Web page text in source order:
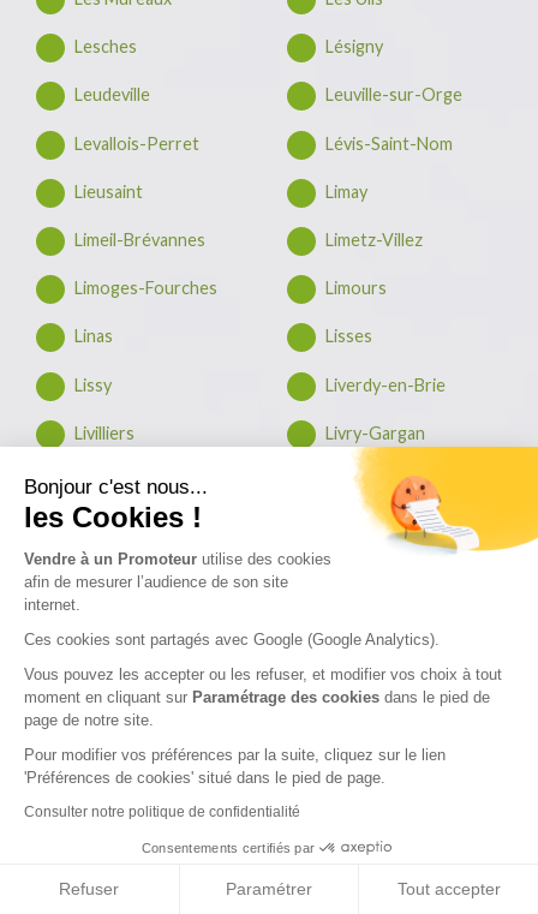
Bonjour c'est nous...
les Cookies !
Vendre à un Promoteur utilise des cookies
afin de mesurer l’audience de son site
internet.
Ces cookies sont partagés avec Google (Google Analytics).
Vous pouvez les accepter ou les refuser, et modifier vos choix à tout
moment en cliquant sur Paramétrage des cookies dans le pied de
page de notre site.
Pour modifier vos préférences par la suite, cliquez sur le lien
'Préférences de cookies' situé dans le pied de page.
Consulter notre politique de confidentialité
Consentements certifiés par
Refuser Paramétrer Tout accepter
Lesches Lésigny
Leudeville Leuville-sur-Orge
Levallois-Perret Lévis-Saint-Nom
Lieusaint Limay
Limeil-Brévannes Limetz-Villez
Limoges-Fourches Limours
Linas Lisses
Lissy Liverdy-en-Brie
Livilliers Livry-Gargan
Livry-sur-Seine Lognes
Longjumeau Longperrier
Longpont-sur-Orge
Louvres Luzarches
Maffliers
Magny-le-Hongre Magny-les-Hameaux
Maincy